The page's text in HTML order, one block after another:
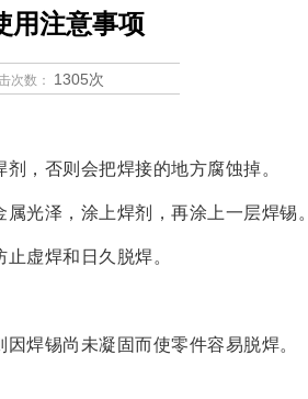
用注意事项
次数： 1305次
，否则会把焊接的地方腐蚀掉。
光泽，涂上焊剂，再涂上一层焊锡。
虚焊和日久脱焊。
焊锡尚未凝固而使零件容易脱焊。